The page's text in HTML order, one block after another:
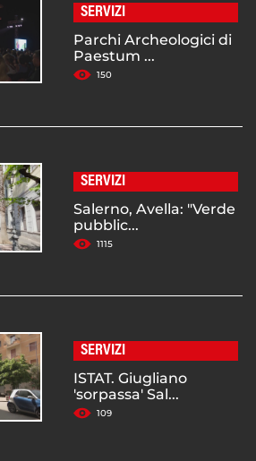
SERVIZI
Parchi Archeologici di
Paestum ...
150
SERVIZI
Salerno, Avella: "Verde
pubblic...
1115
SERVIZI
ISTAT. Giugliano
'sorpassa' Sal...
109